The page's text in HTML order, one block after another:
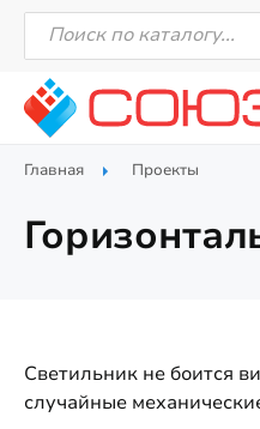
Промышленные
Линейные светильники
Встраиваемые
Ригельные светильники
СХЕМА ОБОЗНАЧЕНИЯ
Главная Проекты
Светильник не боится
случайные